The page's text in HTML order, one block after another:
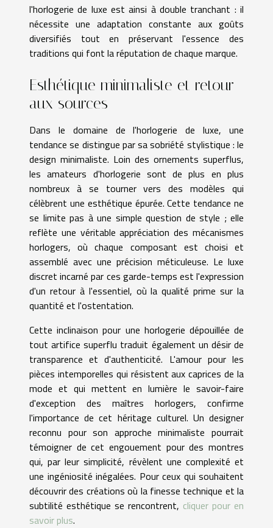
l'horlogerie de luxe est ainsi à double tranchant : il
nécessite une adaptation constante aux goûts
diversifiés tout en préservant l'essence des
traditions qui font la réputation de chaque marque.
Esthétique minimaliste et retour
aux sources
Dans le domaine de l'horlogerie de luxe, une
tendance se distingue par sa sobriété stylistique : le
design minimaliste. Loin des ornements superflus,
les amateurs d'horlogerie sont de plus en plus
nombreux à se tourner vers des modèles qui
célèbrent une esthétique épurée. Cette tendance ne
se limite pas à une simple question de style ; elle
reflète une véritable appréciation des mécanismes
horlogers, où chaque composant est choisi et
assemblé avec une précision méticuleuse. Le luxe
discret incarné par ces garde-temps est l'expression
d'un retour à l'essentiel, où la qualité prime sur la
quantité et l'ostentation.
Cette inclinaison pour une horlogerie dépouillée de
tout artifice superflu traduit également un désir de
transparence et d'authenticité. L'amour pour les
pièces intemporelles qui résistent aux caprices de la
mode et qui mettent en lumière le savoir-faire
d'exception des maîtres horlogers, confirme
l'importance de cet héritage culturel. Un designer
reconnu pour son approche minimaliste pourrait
témoigner de cet engouement pour des montres
qui, par leur simplicité, révèlent une complexité et
une ingéniosité inégalées. Pour ceux qui souhaitent
découvrir des créations où la finesse technique et la
subtilité esthétique se rencontrent, cliquer pour en
savoir plus.